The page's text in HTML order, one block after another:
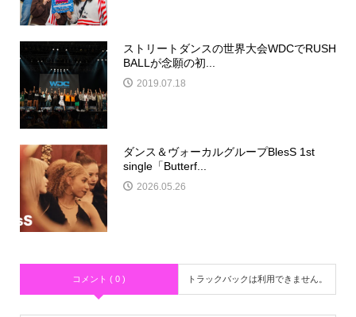
ストリートダンスの世界大会WDCでRUSH
BALLが念願の初...
2019.07.18
ダンス＆ヴォーカルグループBlesS 1st
single「Butterf...
2026.05.26
コメント ( 0 ) トラックバックは利用できません。